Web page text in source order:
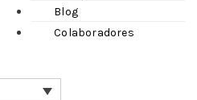
Blog
Colaboradores